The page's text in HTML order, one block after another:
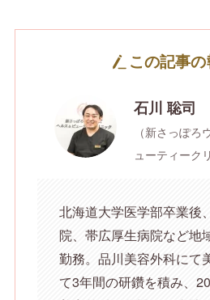
この記事
石川 聡司
（新さっぽ
ューティーク
北海道大学医学部卒業後
院、帯広厚生病院など地
勤務。品川美容外科にて
て3年間の研鑽を積み、